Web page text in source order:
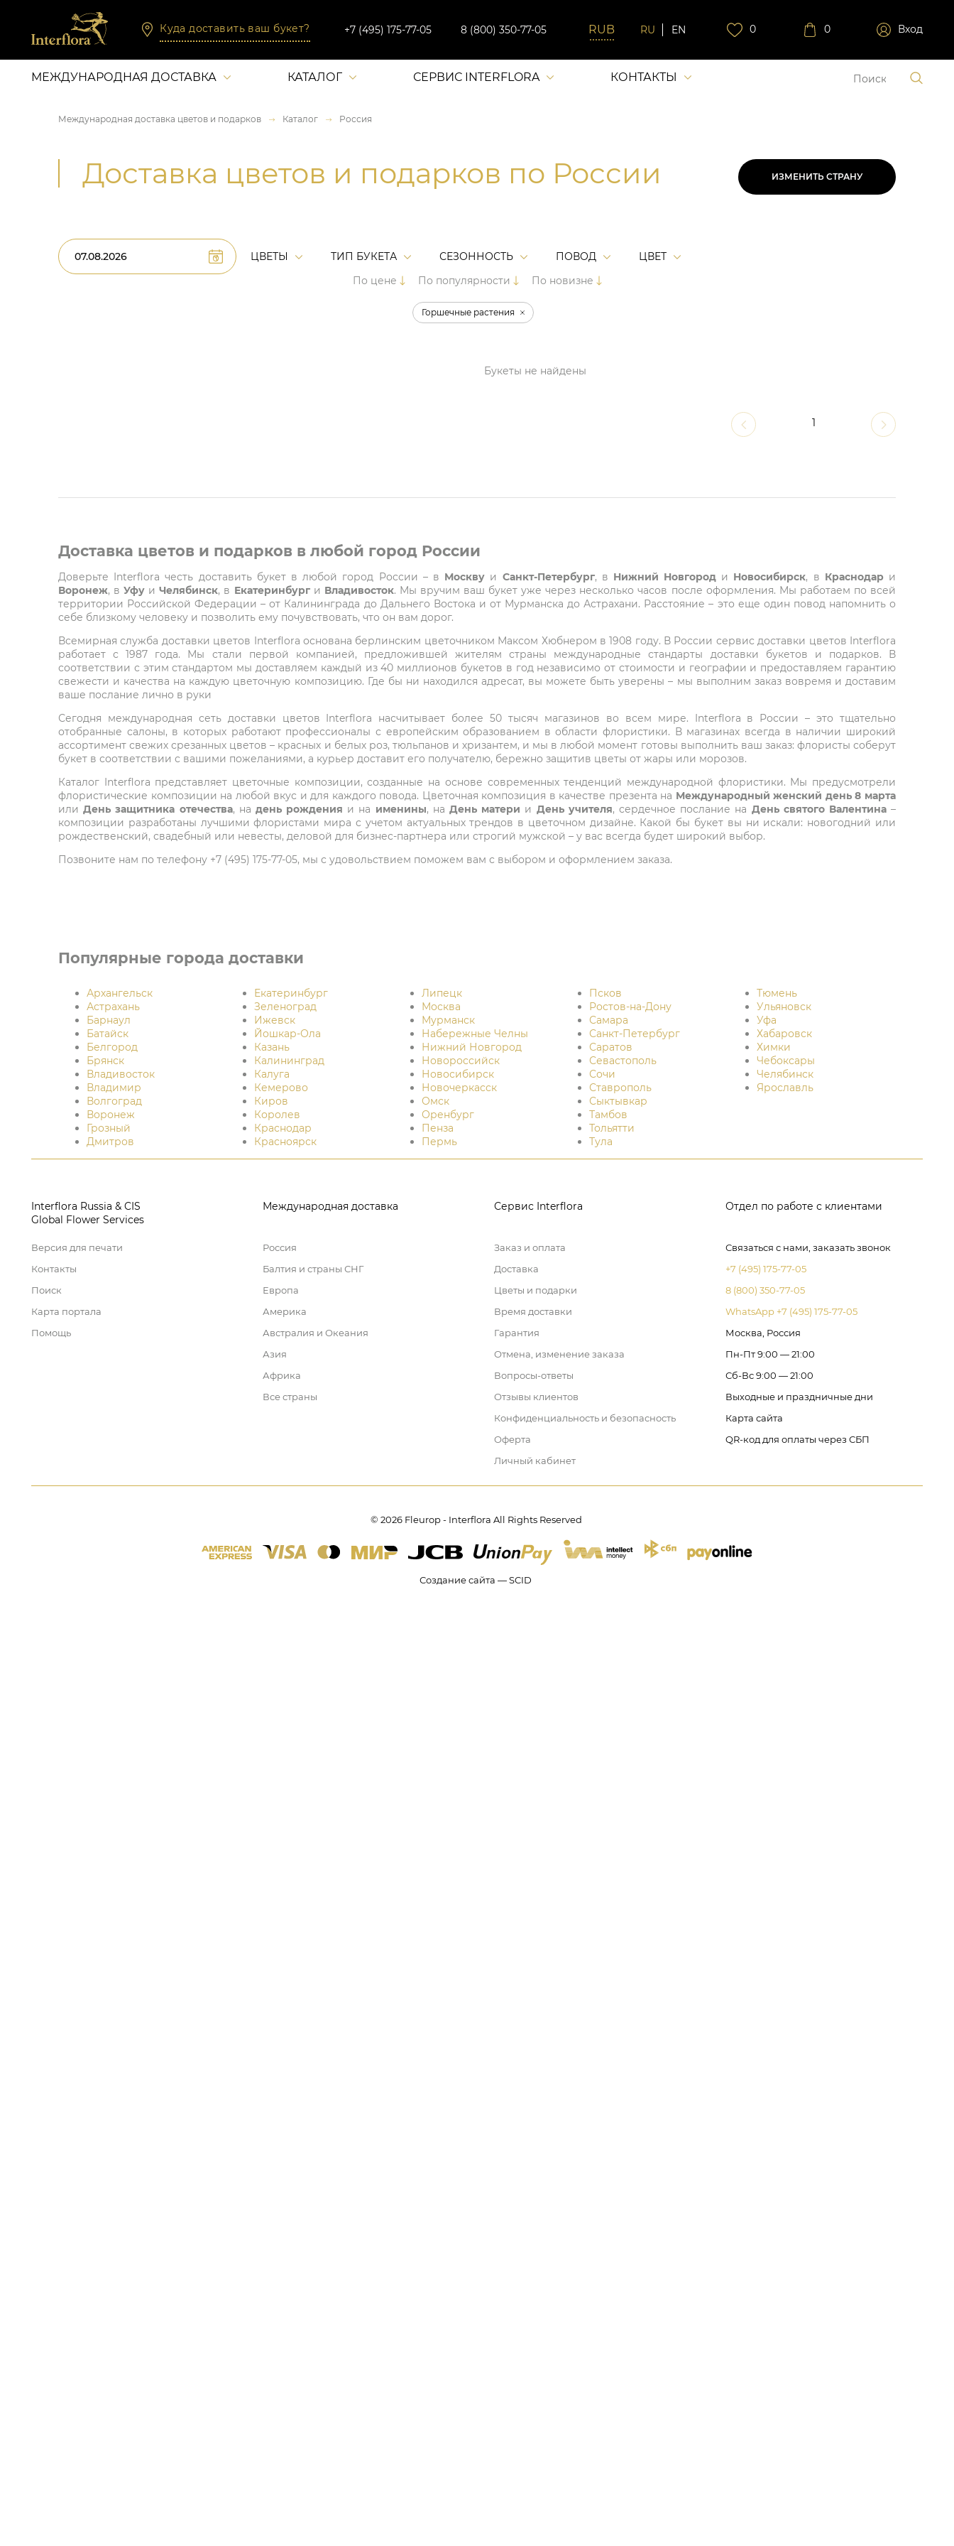
Куда доставить ваш букет? +7 (495) 175-77-05 8 (800) 350-77-05 RU EN 0 0 Вход
МЕЖДУНАРОДНАЯ ДОСТАВКА КАТАЛОГ СЕРВИС INTERFLORA КОНТАКТЫ
Международная доставка цветов и подарков Каталог Россия
Доставка цветов и подарков по России ИЗМЕНИТЬ СТРАНУ
ЦВЕТЫ ТИП БУКЕТА СЕЗОННОСТЬ ПОВОД
ЦВЕТ
По цене
По популярности По новизне
Горшечные растения
Букеты не найдены
1
Доставка цветов и подарков в любой город России
Доверьте Interflora честь доставить букет в любой город России – в Москву и Санкт-Петербург, в Нижний Новгород и Новосибирск, в Краснодари
Воронеж, вУфу иЧелябинск, в Екатеринбурги Владивосток. Мы вручим ваш букет уже через несколько часов после оформления. Мы работаем по всей
территории Российской Федерации – от Калининграда до Дальнего Востока и от Мурманска до Астрахани. Расстояние – это еще один повод напомнить о
себе близкому человеку и позволить ему почувствовать, что он вам дорог.
Всемирная служба доставки цветов Interflora основана берлинским цветочником Максом Хюбнером в 1908 году. В России сервис доставки цветов Interflora
работает с 1987 года. Мы стали первой компанией, предложившей жителям страны международные стандарты доставки букетов и подарков. В
соответствии с этим стандартом мы доставляем каждый из 40 миллионов букетов в год независимо от стоимости и географии и предоставляем гарантию
свежести и качества на каждую цветочную композицию. Где бы ни находился адресат, вы можете быть уверены – мы выполним заказ вовремя и доставим
ваше послание лично в руки
Сегодня международная сеть доставки цветов Interflora насчитывает более 50 тысяч магазинов во всем мире. Interflora в России – это тщательно
отобранные салоны, в которых работают профессионалы с европейским образованием в области флористики. В магазинах всегда в наличии широкий
ассортимент свежих срезанных цветов – красных и белых роз, тюльпанов и хризантем, и мы в любой момент готовы выполнить ваш заказ: флористы соберут
букет в соответствии с вашими пожеланиями, а курьер доставит его получателю, бережно защитив цветы от жары или морозов.
Каталог Interflora представляет цветочные композиции, созданные на основе современных тенденций международной флористики. Мы предусмотрели
флористические композиции на любой вкус и для каждого повода. Цветочная композиция в качестве презента на Международный женский день 8 марта
илиДень защитника отечества, на день рождения и на именины, наДень матери и День учителя, сердечное послание на День святого Валентина–
композиции разработаны лучшими флористами мира с учетом актуальных трендов в цветочном дизайне. Какой бы букет вы ни искали: новогодний или
рождественский, свадебный или невесты, деловой для бизнес-партнера или строгий мужской – у вас всегда будет широкий выбор.
Позвоните нам по телефону +7 (495) 175-77-05, мы с удовольствием поможем вам с выбором и оформлением заказа.
Популярные города доставки
Архангельск
Астрахань
Барнаул
Батайск
Белгород
Брянск
Владивосток
Владимир
Волгоград
Воронеж
Грозный
Дмитров
Екатеринбург
Зеленоград
Ижевск
Йошкар-Ола
Казань
Калининград
Калуга
Кемерово
Киров
Королев
Краснодар
Красноярск
Липецк
Москва
Мурманск
Набережные Челны
Нижний Новгород
Новороссийск
Новосибирск
Новочеркасск
Омск
Оренбург
Пенза
Пермь
Псков
Ростов-на-Дону
Самара
Санкт-Петербург
Саратов
Севастополь
Сочи
Ставрополь
Сыктывкар
Тамбов
Тольятти
Тула
Тюмень
Ульяновск
Уфа
Хабаровск
Химки
Чебоксары
Челябинск
Ярославль
Interflora Russia & CIS
Global Flower Services
Версия для печати
Контакты
Поиск
Карта портала
Помощь
Международная доставка
Россия
Балтия и страны СНГ
Европа
Америка
Австралия и Океания
Азия
Африка
Все страны
Сервис Interflora
Заказ и оплата
Доставка
Цветы и подарки
Время доставки
Гарантия
Отмена, изменение заказа
Вопросы-ответы
Отзывы клиентов
Конфиденциальность и безопасность
Оферта
Личный кабинет
Отдел по работе с клиентами
Связаться с нами, заказать звонок
+7 (495) 175-77-05
8 (800) 350-77-05
WhatsApp +7 (495) 175-77-05
Москва, Россия
Пн-Пт 9:00 — 21:00
Сб-Вс 9:00 — 21:00
Выходные и праздничные дни
Карта сайта
QR-код для оплаты через СБП
© 2026 Fleurop - Interflora All Rights Reserved
Создание сайта — SCID